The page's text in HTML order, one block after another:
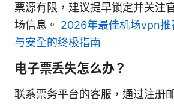
票源有限，建议提早锁定并关注
场信息。 2026年最佳机场vpn推
与安全的终极指南
电子票丢失怎么办？
联系票务平台的客服，通过注册